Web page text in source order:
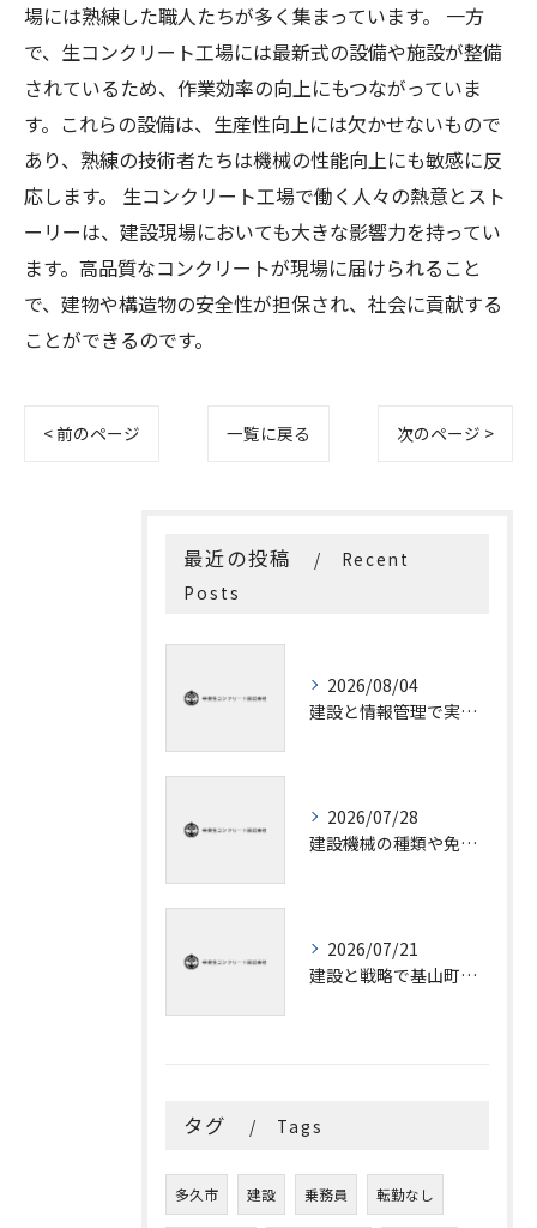
場には熟練した職人たちが多く集まっています。 一方
で、生コンクリート工場には最新式の設備や施設が整備
されているため、作業効率の向上にもつながっていま
す。これらの設備は、生産性向上には欠かせないもので
あり、熟練の技術者たちは機械の性能向上にも敏感に反
応します。 生コンクリート工場で働く人々の熱意とスト
ーリーは、建設現場においても大きな影響力を持ってい
ます。高品質なコンクリートが現場に届けられること
で、建物や構造物の安全性が担保され、社会に貢献する
ことができるのです。
< 前のページ 一覧に戻る 次のページ >
最近の投稿
Recent
Posts
2026/08/04
建設と情報管理で実現する佐賀県杵島郡白石町の最適な業者選定と行政窓口の見極め方
2026/07/28
建設機械の種類や免許情報を初心者にも分かりやすく解説
2026/07/21
建設と戦略で基山町が未来へ飛躍するための道筋を徹底解説
タグ Tags
多久市 建設 乗務員 転勤なし